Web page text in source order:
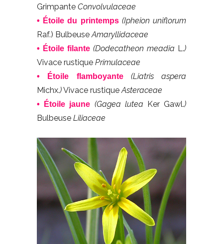
Grimpante Convolvulaceae
• Étoile du printemps (Ipheion uniflorum
Raf.) BulbeuseAmaryllidaceae
• Étoile filante (Dodecatheon meadia L.)
Vivace rustique Primulaceae
• Étoile flamboyante
(Liatris aspera
Michx.)Vivace rustiqueAsteraceae
• Étoile jaune (Gagea lutea Ker Gawl.)
Bulbeuse Liliaceae